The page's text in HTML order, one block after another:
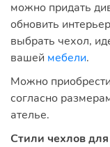
можно придать
обновить
выбрать чехол,
вашей мебели.
Можно
согласно
ателье.
Стили чехлов